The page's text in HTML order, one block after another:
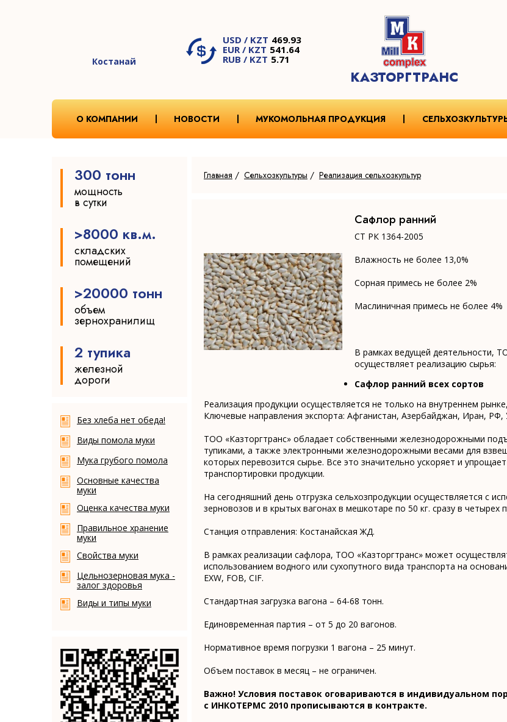
Костанай
USD / KZT 469.93
EUR / KZT 541.64
RUB / KZT 5.71
КАЗТОРГТРАНС
О КОМПАНИИ НОВОСТИ МУКОМОЛЬНАЯ ПРОДУКЦИЯ
300 тонн
мощность
в сутки
>8000 кв.м.
складских
помещений
>20000 тонн
объем
зернохранилищ
2 тупика
железной
дороги
Без хлеба нет обеда!
Виды помола муки
Мука грубого помола
Основные качества
муки
Оценка качества муки
Правильное хранение
муки
Свойства муки
Цельнозерновая мука -
залог здоровья
Виды и типы муки
Главная / Сельхозкультуры / Реализация сельхозкультур
Сафлор ранний
СТ РК 1364-2005
Влажность не более 13,0%
Сорная примесь не более 2%
Маслиничная примесь не более 4%
В рамках ведущей деятельности,
осуществляет реализацию сырья:
Сафлор ранний всех сортов
Реализация продукции осуществляется не только на внутреннем
Ключевые направления экспорта: Афганистан, Азербайджан, Иран, РФ,
ТОО «Казторгтранс» обладает собственными железнодорожными
тупиками, а также электронными железнодорожными весами для
которых перевозится сырье. Все это значительно ускоряет и
транспортировки продукции.
На сегодняшний день отгрузка сельхозпродукции осуществляется с
зерновозов и в крытых вагонах в мешкотаре по 50 кг. сразу в четырех
Станция отправления: Костанайская ЖД.
В рамках реализации сафлора, ТОО «Казторгтранс» может
использованием водного или сухопутного вида транспорта на
EXW, FOB, CIF.
Стандартная загрузка вагона – 64-68 тонн.
Единовременная партия – от 5 до 20 вагонов.
Нормативное время погрузки 1 вагона – 25 минут.
Объем поставок в месяц – не ограничен.
Важно! Условия поставок оговариваются в индивидуальном
с ИНКОТЕРМС 2010 прописываются в контракте.
Ячмень
луговой
Пшеница
мягких
сортов
Сафлор в
зернах